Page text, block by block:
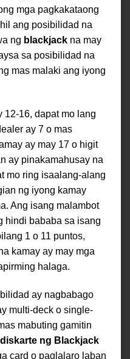
mga pagkakataong
ang posibilidad na
ng blackjack na may
sa posibilidad na
mas malaki ang iyong
12-16, dapat mo lang
ay 7 o mas
ay may 17 o higit
ay pinakamahusay na
mo ring isaalang-alang
ng iyong kamay
Ang isang malambot
hindi bababa sa isang
1 o 11 puntos,
kamay ay may mga
halaga.
ay nagbabago
multi-deck o single-
mabuting gamitin
diskarte ng Blackjack
card o paglalaro laban